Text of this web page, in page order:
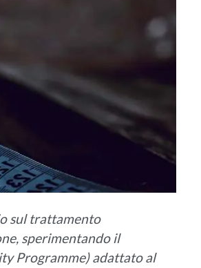
sul trattamento
sperimentando il
Programme) adattato al